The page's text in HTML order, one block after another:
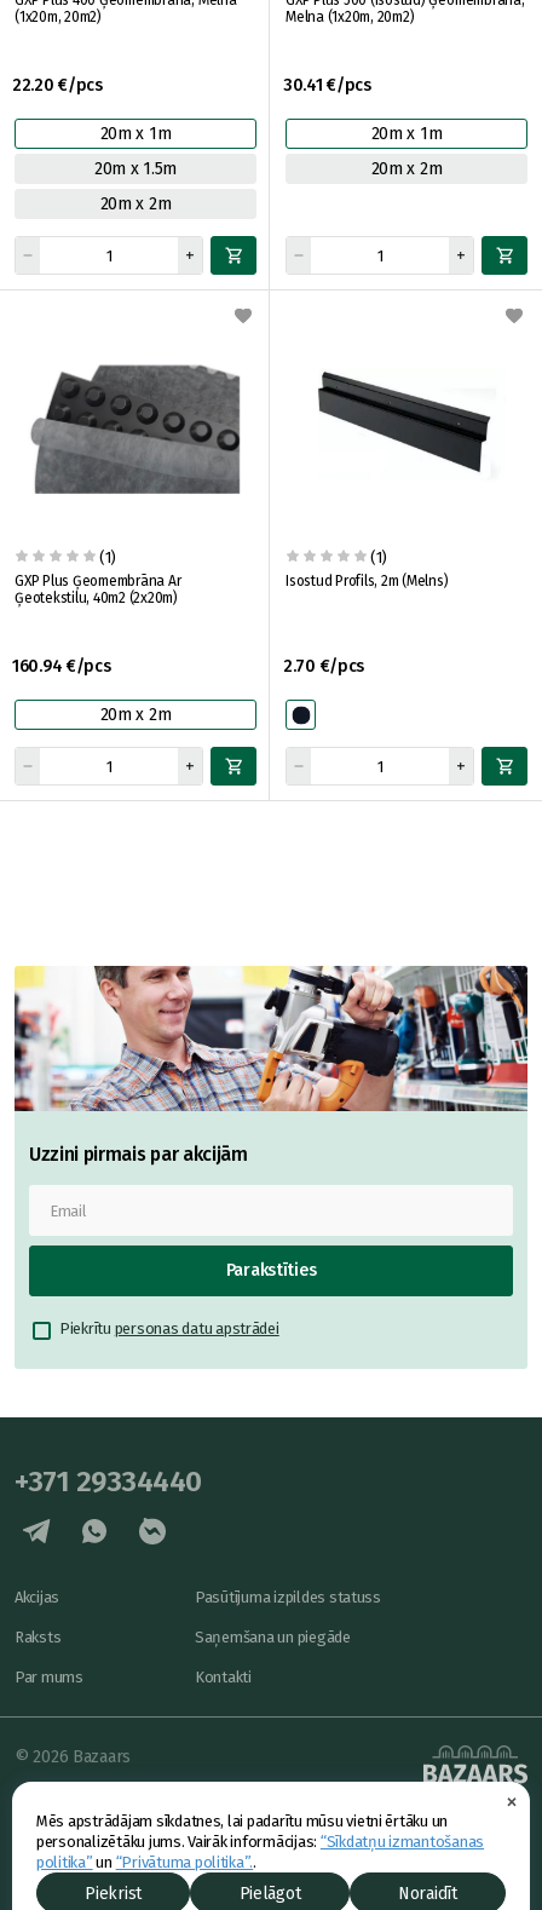
×
Mēs apstrādājam sīkdatnes, lai padarītu mūsu vietni ērtāku un
personalizētāku jums. Vairāk informācijas: “Sīkdatņu izmantošanas
politika” un “Privātuma politika”..
Piekrist Pielāgot Noraidīt
(1x20m, 20m2)
22.20 €/pcs
20m x 1m
20m x 1.5m
20m x 2m
Melna (1x20m, 20m2)
30.41 €/pcs
20m x 1m
20m x 2m
(1)
GXP Plus Ģeomembrāna Ar
Ģeotekstilu, 40m2 (2x20m)
160.94 €/pcs
20m x 2m
(1)
Isostud Profils, 2m (Melns)
2.70 €/pcs
Uzzini pirmais par akcijām
Parakstīties
Piekrītu personas datu apstrādei
+371 29334440
Akcijas
Raksts
Par mums
Pasūtījuma izpildes statuss
Saņemšana un piegāde
Kontakti
powered by
© 2026 Bazaars
Konfidencialitāte
Piedāvājums